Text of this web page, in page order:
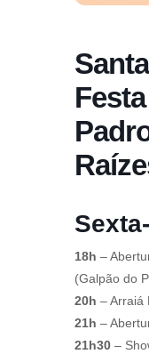
18h –
(Galpão do
20h – Arraiá
21h –
21h30 –